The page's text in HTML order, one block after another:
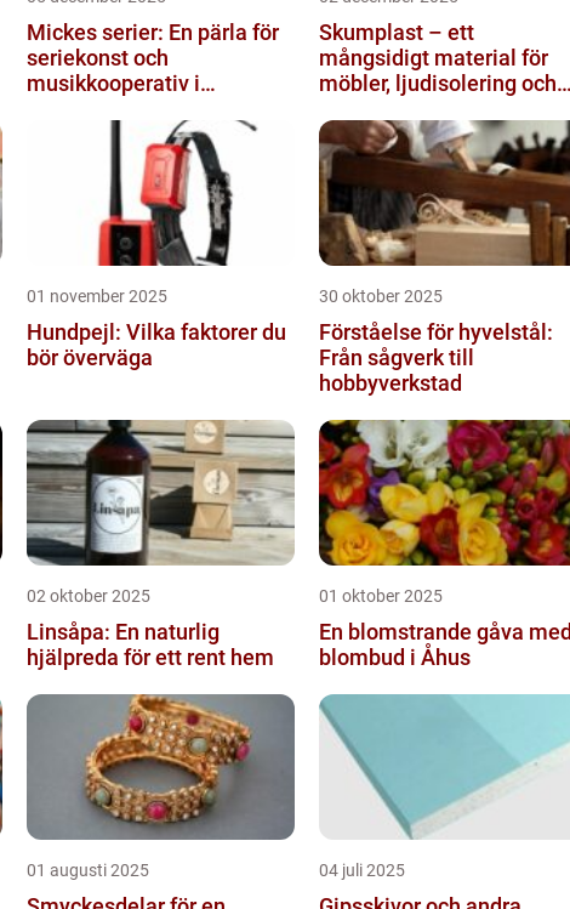
Mickes serier: En pärla för
seriekonst och
musikkooperativ i
Skumplast – ett
mångsidigt material för
möbler, ljudisolering och
01 november 2025
Hundpejl: Vilka faktorer du
bör överväga
30 oktober 2025
Förståelse för hyvelstål:
Från sågverk till
hobbyverkstad
02 oktober 2025
Linsåpa: En naturlig
hjälpreda för ett rent hem
01 oktober 2025
En blomstrande gåva med
blombud i Åhus
01 augusti 2025 04 juli 2025